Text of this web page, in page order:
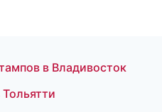
в Владивосток